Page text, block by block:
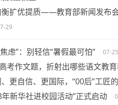
衡扩优提质——教育部新闻发布
29
虑”：别轻信“暑假最可怕” 07-25
考作文题，折射出哪些语文教育
更自信、更国际，“00后”工匠
新华社进校园活动”正式启动